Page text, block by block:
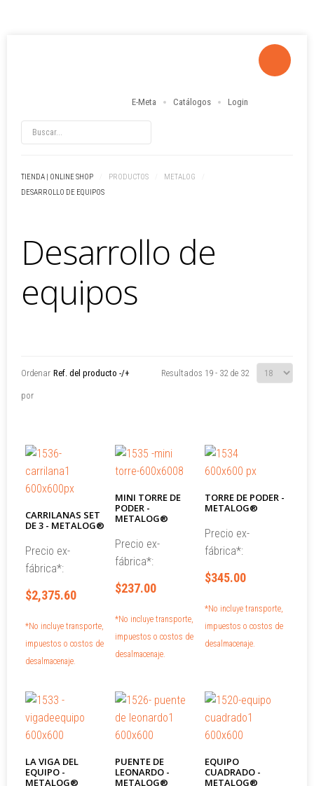
E-Meta Catálogos Login
TIENDA | ONLINE SHOP PRODUCTOS METALOG
DESARROLLO DE EQUIPOS
Desarrollo de
equipos
Ordenar
por
Ref. del producto -/+ Resultados 19 - 32 de 32
CARRILANAS SET
DE 3 - METALOG®
Precio ex-
fábrica*:
$2,375.60
*No incluye transporte,
impuestos o costos de
desalmacenaje.
MINI TORRE DE
PODER -
METALOG®
Precio ex-
fábrica*:
$237.00
*No incluye transporte,
impuestos o costos de
desalmacenaje.
TORRE DE PODER -
METALOG®
Precio ex-
fábrica*:
$345.00
*No incluye transporte,
impuestos o costos de
desalmacenaje.
LA VIGA DEL
EQUIPO -
METALOG®
PUENTE DE
LEONARDO -
METALOG®
EQUIPO
CUADRADO -
METALOG®
LOG INORREGISTER
Contraseña
Recuérdeme
Identificarse
¿Recordar usuario?